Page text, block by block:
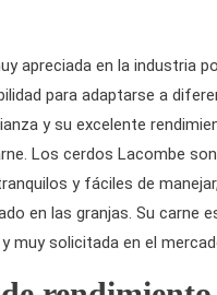
apreciada en la industria
para adaptarse a
y su excelente
Los cerdos Lacombe son
y fáciles de
en las granjas. Su carne
muy solicitada en el